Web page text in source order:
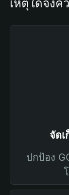
เหตุใดจึงค
จัด
ปกป้อง